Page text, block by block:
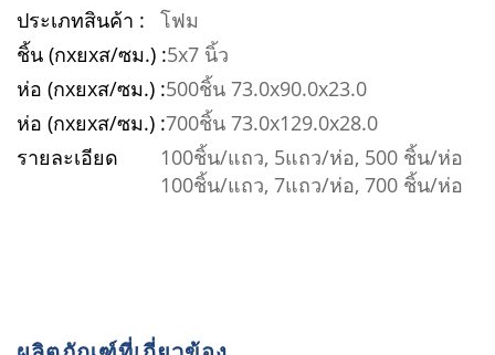
ติดต่อ
เรา
EN
ประเภทสินค้า :
โฟม
ชิ้น (กxยxส/ซม.) :5x7 นิ้ว
ห่อ (กxยxส/ซม.) :500ชิ้น 73.0x90.0x23.0
ห่อ (กxยxส/ซม.) :700ชิ้น 73.0x129.0x28.0
รายละเอียด
100ชิ้น/แถว, 5แถว/ห่อ, 500 ชิ้น/ห่อ
100ชิ้น/แถว, 7แถว/ห่อ, 700 ชิ้น/ห่อ